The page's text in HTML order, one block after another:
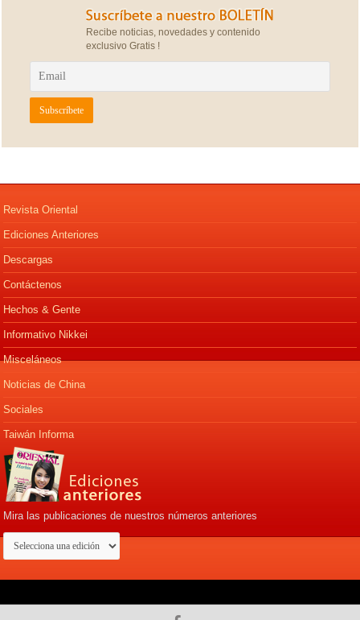
Recibe noticias, novedades y contenido
exclusivo Gratis !
Revista Oriental
Ediciones Anteriores
Descargas
Contáctenos
Hechos & Gente
Informativo Nikkei
Misceláneos
Noticias de China
Sociales
Taiwán Informa
Mira las publicaciones de nuestros números anteriores